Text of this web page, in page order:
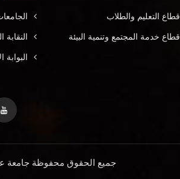
قطاع التعليم والطلاب
قطاع خدمة المجتمع وتنمية البيئة النقابة
البوابة
جميع الحقوق محفوظة جامعة عين